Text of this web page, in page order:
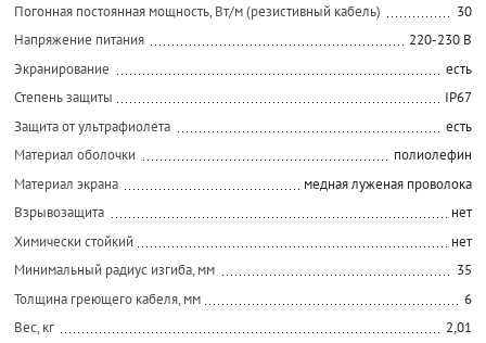
Погонная постоянная мощность, Вт/м (резистивный кабель)
30
Напряжение питания
220-230 В
Экранирование
есть
Степень защиты
IP67
Защита от ультрафиолета
есть
Материал оболочки
полиолефин
Материал экрана
медная луженая проволока
Взрывозащита
нет
Химически стойкий
нет
Минимальный радиус изгиба, мм
35
Толщина греющего кабеля, мм
6
Вес, кг
2,01